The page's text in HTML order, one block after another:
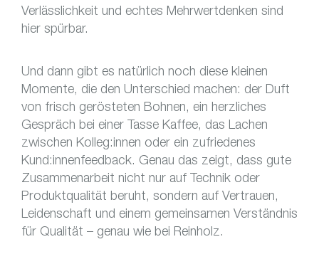
Verlässlichkeit und echtes Mehrwertdenken sind
hier spürbar.
Und dann gibt es natürlich noch diese kleinen
Momente, die den Unterschied machen: der Duft
von frisch gerösteten Bohnen, ein herzliches
Gespräch bei einer Tasse Kaffee, das Lachen
zwischen Kolleg:innen oder ein zufriedenes
Kund:innenfeedback. Genau das zeigt, dass gute
Zusammenarbeit nicht nur auf Technik oder
Produktqualität beruht, sondern auf Vertrauen,
Leidenschaft und einem gemeinsamen Verständnis
für Qualität – genau wie bei Reinholz.